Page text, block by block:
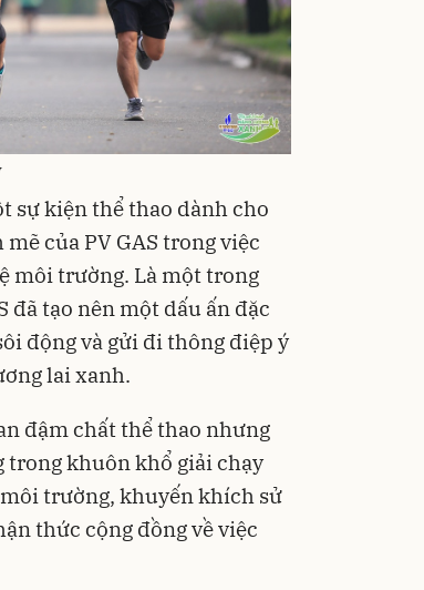
sự kiện thể thao dành cho
của PV GAS trong việc
môi trường. Là một trong
đã tạo nên một dấu ấn đặc
động và gửi đi thông điệp ý
lai xanh.
đậm chất thể thao nhưng
trong khuôn khổ giải chạy
trường, khuyến khích sử
thức cộng đồng về việc